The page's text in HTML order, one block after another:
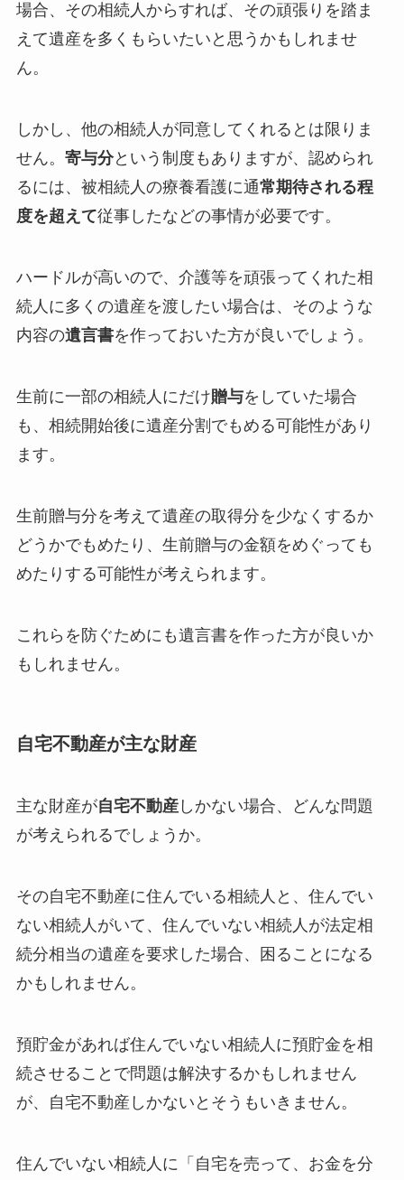
場合、その相続人からすれば、その頑張りを踏ま
えて遺産を多くもらいたいと思うかもしれませ
ん。
しかし、他の相続人が同意してくれるとは限りま
せん。 寄与分という制度もありますが、認められ
るには、被相続人の療養看護に通常期待される程
度を超えて従事したなどの事情が必要です。
ハードルが高いので、介護等を頑張ってくれた相
続人に多くの遺産を渡したい場合は、そのような
内容の遺言書を作っておいた方が良いでしょう。
生前に一部の相続人にだけ贈与をしていた場合
も、相続開始後に遺産分割でもめる可能性があり
ます。
生前贈与分を考えて遺産の取得分を少なくするか
どうかでもめたり、生前贈与の金額をめぐっても
めたりする可能性が考えられます。
これらを防ぐためにも遺言書を作った方が良いか
もしれません。
自宅不動産が主な財産
主な財産が自宅不動産しかない場合、どんな問題
が考えられるでしょうか。
その自宅不動産に住んでいる相続人と、住んでい
ない相続人がいて、住んでいない相続人が法定相
続分相当の遺産を要求した場合、困ることになる
かもしれません。
預貯金があれば住んでいない相続人に預貯金を相
続させることで問題は解決するかもしれません
が、自宅不動産しかないとそうもいきません。
住んでいない相続人に「自宅を売って、お金を分